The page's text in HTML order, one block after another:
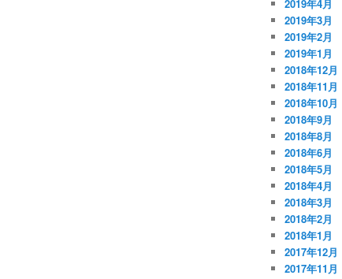
2019年4月
2019年3月
2019年2月
2019年1月
2018年12月
2018年11月
2018年10月
2018年9月
2018年8月
2018年6月
2018年5月
2018年4月
2018年3月
2018年2月
2018年1月
2017年12月
2017年11月